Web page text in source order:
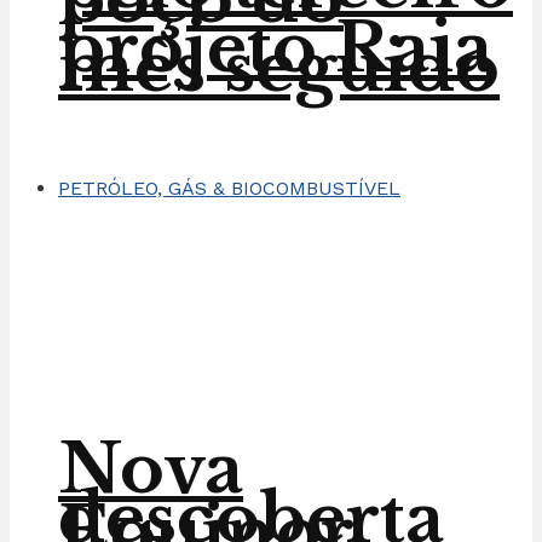
projeto Raia
Nova
descoberta
mês seguido
PETRÓLEO, GÁS & BIOCOMBUSTÍVEL